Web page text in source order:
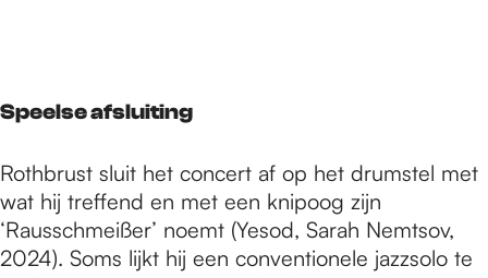
Speelse afsluiting
Rothbrust sluit het concert af op het drumstel met
wat hij treffend en met een knipoog zijn
‘Rausschmeißer’ noemt (Yesod, Sarah Nemtsov,
2024). Soms lijkt hij een conventionele jazzsolo te